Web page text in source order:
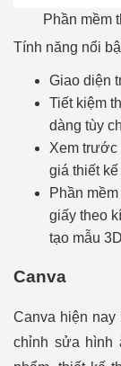
Phần mềm
Tính năng nổi
Giao diện
Tiết kiệm
dàng tùy
Xem trước
giá thiết
Phần
giấy theo
tạo mẫu
Canva
Canva hiện nay
chỉnh sửa hình